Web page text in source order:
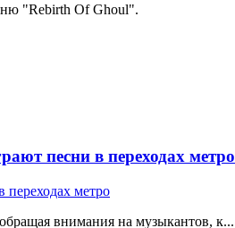
"Rebirth Of Ghoul".
песни в переходах метро
внимания на музыкантов, к...